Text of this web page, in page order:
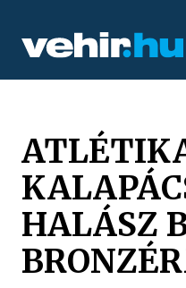
HALÁSZ